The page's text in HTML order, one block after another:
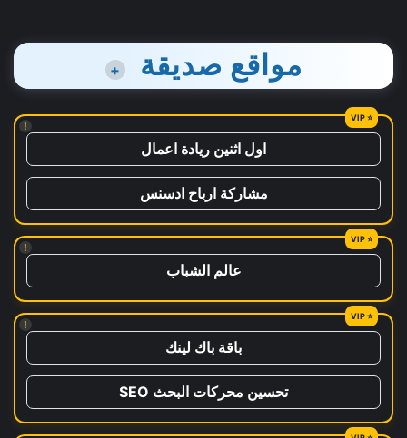
مواقع صديقة +
!
اول اثنين ريادة اعمال
مشاركة ارباح ادسنس
!
عالم الشباب
!
باقة باك لينك
تحسين محركات البحث SEO